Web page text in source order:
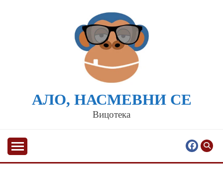
АЛО, НАСМЕВНИ СЕ
Вицотека